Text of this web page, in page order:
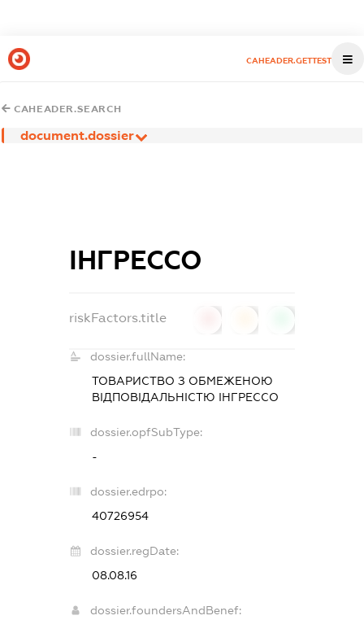
CAHEADER.GETTEST
CAHEADER.SEARCH
document.dossier
ІНГРЕССО
riskFactors.title
dossier.fullName:
ТОВАРИСТВО З ОБМЕЖЕНОЮ
ВІДПОВІДАЛЬНІСТЮ ІНГРЕССО
dossier.opfSubType:
-
dossier.edrpo:
40726954
dossier.regDate:
08.08.16
dossier.foundersAndBenef: